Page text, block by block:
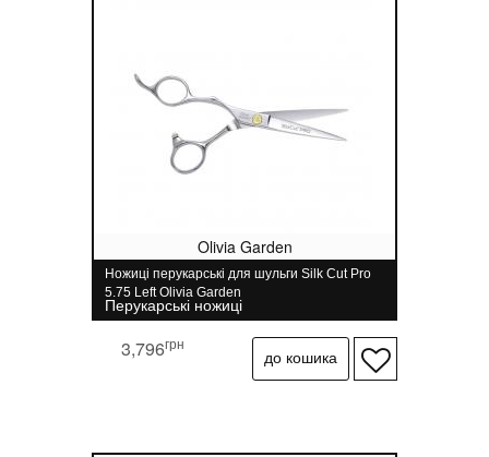
Olivia Garden
Ножиці перукарські для шульги Silk Cut Pro
5.75 Left Olivia Garden
Перукарські ножиці
3,796грн